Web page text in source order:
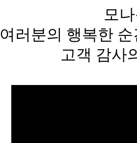
모
여러분의 행복한
고객 감사